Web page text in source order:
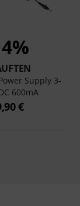
Supply 3-
600mA
€